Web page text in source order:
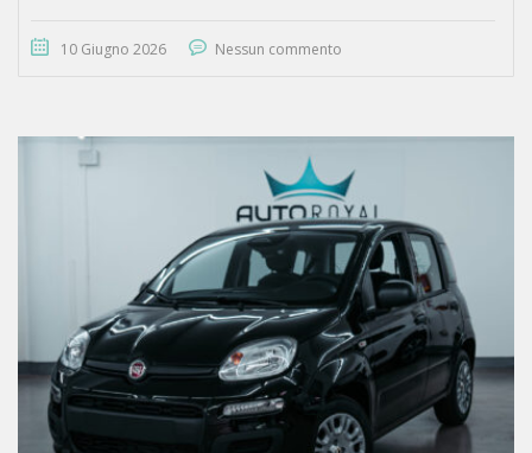
10 Giugno 2026 Nessun commento